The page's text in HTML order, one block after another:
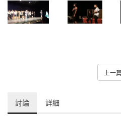
上一
討論 詳細